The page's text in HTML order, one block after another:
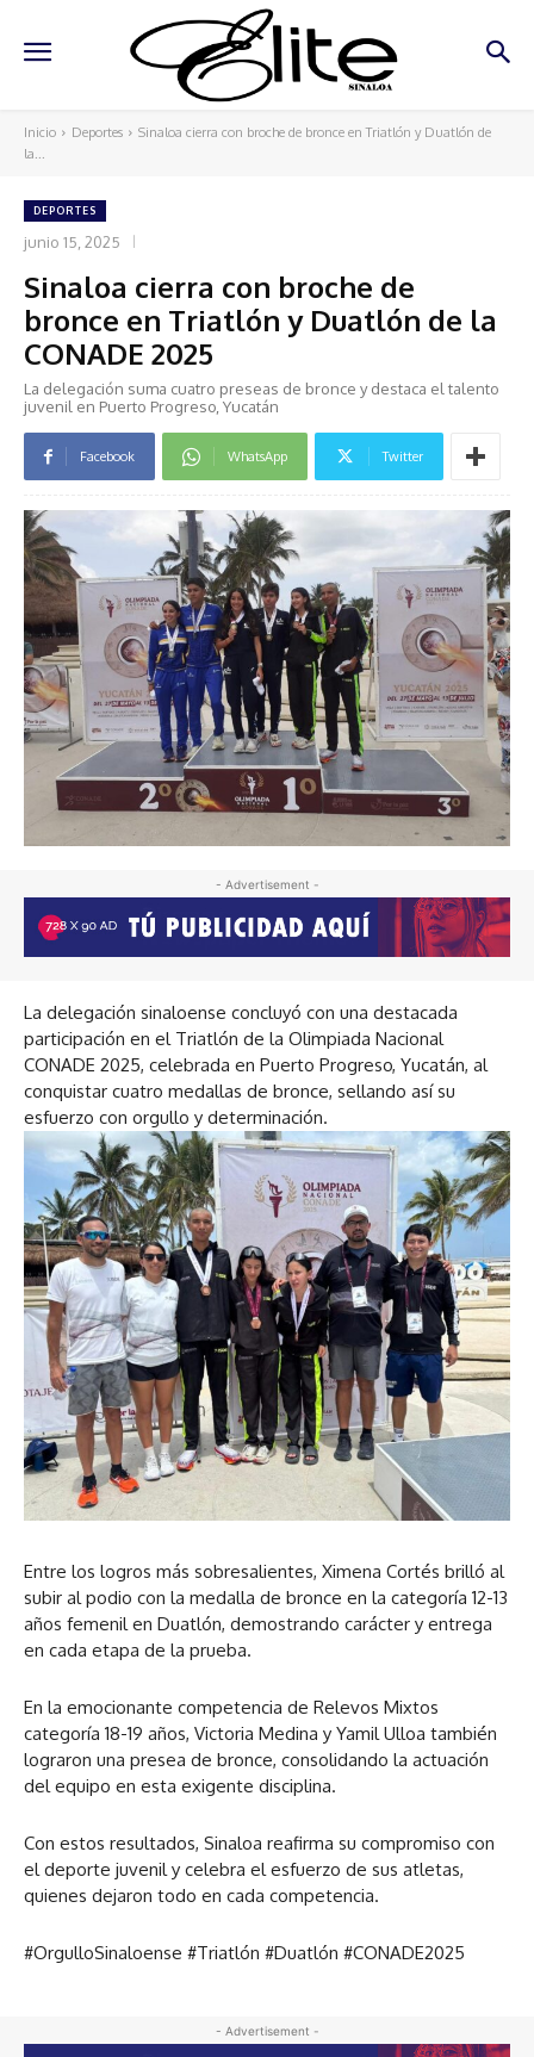
Inicio Deportes
Sinaloa cierra con broche de bronce en Triatlón y Duatlón de
la...
DEPORTES
junio 15, 2025
Sinaloa cierra con broche de
bronce en Triatlón y Duatlón de la
CONADE 2025
La delegación suma cuatro preseas de bronce y destaca el talento
juvenil en Puerto Progreso, Yucatán
Facebook WhatsApp Twitter
- Advertisement -
La delegación sinaloense concluyó con una destacada
participación en el Triatlón de la Olimpiada Nacional
CONADE 2025, celebrada en Puerto Progreso, Yucatán, al
conquistar cuatro medallas de bronce, sellando así su
esfuerzo con orgullo y determinación.
Entre los logros más sobresalientes, Ximena Cortés brilló al
subir al podio con la medalla de bronce en la categoría 12-13
años femenil en Duatlón, demostrando carácter y entrega
en cada etapa de la prueba.
En la emocionante competencia de Relevos Mixtos
categoría 18-19 años, Victoria Medina y Yamil Ulloa también
lograron una presea de bronce, consolidando la actuación
del equipo en esta exigente disciplina.
Con estos resultados, Sinaloa reafirma su compromiso con
el deporte juvenil y celebra el esfuerzo de sus atletas,
quienes dejaron todo en cada competencia.
#OrgulloSinaloense #Triatlón #Duatlón #CONADE2025
- Advertisement -